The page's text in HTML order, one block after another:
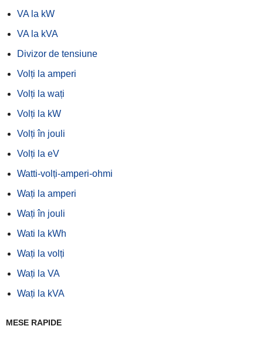
VA la kW
VA la kVA
Divizor de tensiune
Volți la amperi
Volți la wați
Volți la kW
Volți în jouli
Volți la eV
Watti-volți-amperi-ohmi
Wați la amperi
Wați în jouli
Wati la kWh
Wați la volți
Wați la VA
Wați la kVA
MESE RAPIDE